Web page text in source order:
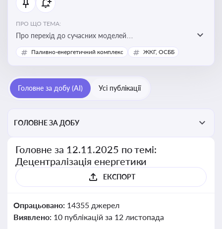
ПРО ЩО ТЕМА:
Про перехід до сучасних моделей
енергозабезпечення, де виробництво електроенергії
здійснюється ближче до споживача. Це важливо для
втрат при транспортуванні енергії та стимулювання
розвитку відновлюваних джерел
Паливно-енергетичний комплекс ЖКГ, ОСББ
Головне за добу (AI) Усі публікації
ГОЛОВНЕ ЗА ДОБУ
Головне за 12.11.2025 по темі:
Децентралізація енергетики
ЕКСПОРТ
Опрацьовано: 14355 джерел
Виявлено: 10 публікацій за 12 листопада